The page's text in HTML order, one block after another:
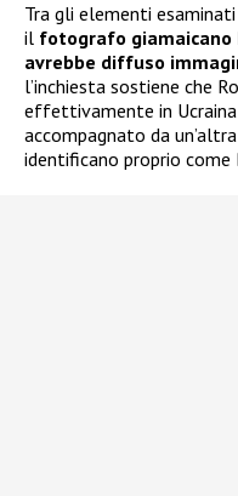
Tra gli elementi
il fotografo giamaicano
avrebbe diffuso
l’inchiesta sostiene che
effettivamente in
accompagnato da
identificano proprio come